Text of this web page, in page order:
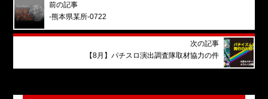
前の記事
-熊本県某所-0722
次の記事
【8月】パチスロ演出調査隊取材協力の件